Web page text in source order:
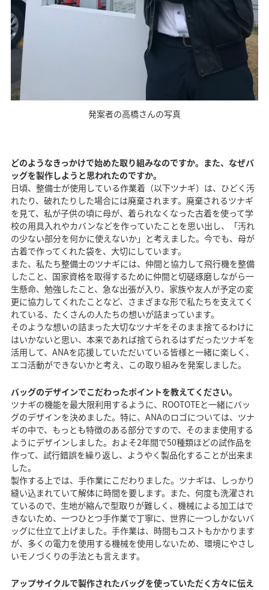
発案者の高橋さんの写真
どのようなきっかけで始めた取り組みなのですか。また、なぜバ
ッグを製作しようと思われたのですか。
日頃、整備士が使用している作業着（以下ツナギ）は、ひどく汚
れたり、破れたりした場合には廃棄されます。廃棄されるツナギ
を見て、私が子供の頃に母が、着られなくなった古着を使って学
校の用具入れやカバンなどを作っていたことを思い出し、「汚れ
の少ない部分を何かに使えないか」と考えました。今でも、母が
古着で作ってくれた袋を、大切にしています。
また、私たち整備士のツナギには、仲間と協力して飛行機を整備
したこと、国家資格を取得するために仲間と切磋琢磨しながら一
生懸命、勉強したこと、急な出張が入り、家族や友人が予定の変
更に協力してくれたことなど、さまざまな形で私たちを支えてく
れている、たくさんの人たちの想いが詰まっています。
そのような想いの詰まった大切なツナギをそのまま捨てるわけに
はいかないと思い、本来であれば捨てられるはずだったツナギを
活用して、ANAを応援していただいている皆様と一緒に楽しく、
エコ活動ができないかと考え、この取り組みを発案しました。
バッグのデザインでこだわったポイントを教えてください。
ツナギの機能を最大限利用するように、ROOTOTEと一緒にバッ
グのデザインを決めました。特に、ANAのロゴについては、ツナ
ギの中で、もっとも特徴のある部分ですので、そのまま使用する
ようにデザインしました。およそ2年間で50種類ほどの試作品を
作って、試行錯誤を繰り返し、ようやく製品化することが出来ま
した。
製作する上では、手作業にこだわりました。ツナギは、しっかり
縫い込まれていて解体に時間を要します。また、何度も洗濯され
ているので、生地が縮んで型取りが難しく、機械による加工はで
きないため、一つひとつ手作業で丁寧に、世界に一つしかないバ
ッグに仕立て上げました。手作業は、時間もコストもかかります
が、多くの電力を使用する機械を使用しないため、環境にやさし
いモノづくりの手法とも言えます。
アップサイクルで製作されたバッグを使っていただく方々に伝え